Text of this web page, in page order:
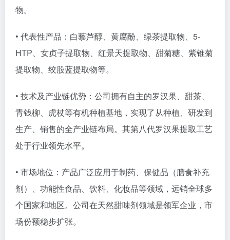
物。
• 代表性产品：白藜芦醇、黄腐酚、绿茶提取物、5-
HTP、女贞子提取物、红景天提取物、甜菊糖、紫锥菊
提取物、绞股蓝提取物等。
• 技术及产业链优势：公司拥有自主的罗汉果、甜茶、
青钱柳、虎杖等有机种植基地，实现了从种植、研发到
生产、销售的全产业链布局。其第八代罗汉果提取工艺
处于行业领先水平。
• 市场地位：产品广泛应用于制药、保健品（膳食补充
剂）、功能性食品、饮料、化妆品等领域，远销全球多
个国家和地区。公司在天然甜味剂领域是领军企业，市
场份额稳步扩张。